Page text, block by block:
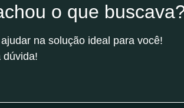
o que
na solução ideal para você!
dúvida!